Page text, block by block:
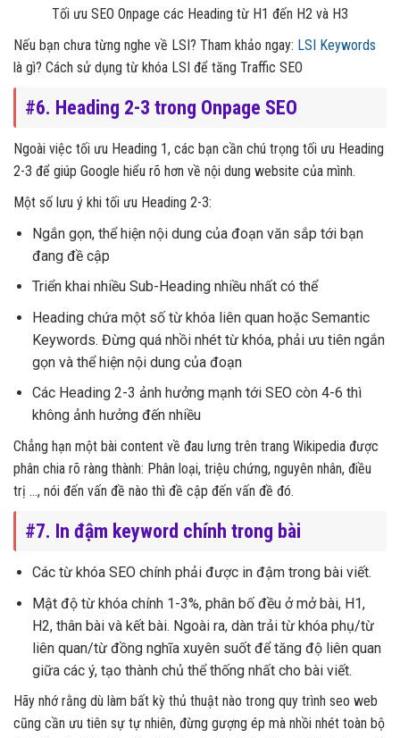
Tối ưu SEO Onpage các Heading từ H1 đến H2 và H3
Nếu bạn chưa từng nghe về LSI? Tham khảo ngay: LSI Keywords
là gì? Cách sử dụng từ khóa LSI để tăng Traffic SEO
#6. Heading 2-3 trong Onpage SEO
Ngoài việc tối ưu Heading 1, các bạn cần chú trọng tối ưu Heading
2-3 để giúp Google hiểu rõ hơn về nội dung website của mình.
Một số lưu ý khi tối ưu Heading 2-3:
Ngắn gọn, thể hiện nội dung của đoạn văn sắp tới bạn
đang đề cập
Triển khai nhiều Sub-Heading nhiều nhất có thể
Heading chứa một số từ khóa liên quan hoặc Semantic
Keywords. Đừng quá nhồi nhét từ khóa, phải ưu tiên ngắn
gọn và thể hiện nội dung của đoạn
Các Heading 2-3 ảnh hưởng mạnh tới SEO còn 4-6 thì
không ảnh hưởng đến nhiều
Chẳng hạn một bài content về đau lưng trên trang Wikipedia được
phân chia rõ ràng thành: Phân loại, triệu chứng, nguyên nhân, điều
trị …, nói đến vấn đề nào thì đề cập đến vấn đề đó.
#7. In đậm keyword chính trong bài
Các từ khóa SEO chính phải được in đậm trong bài viết.
Mật độ từ khóa chính 1-3%, phân bố đều ở mở bài, H1,
H2, thân bài và kết bài. Ngoài ra, dàn trải từ khóa phụ/từ
liên quan/từ đồng nghĩa xuyên suốt để tăng độ liên quan
giữa các ý, tạo thành chủ thể thống nhất cho bài viết.
Hãy nhớ rằng dù làm bất kỳ thủ thuật nào trong quy trình seo web
cũng cần ưu tiên sự tự nhiên, đừng gượng ép mà nhồi nhét toàn bộ